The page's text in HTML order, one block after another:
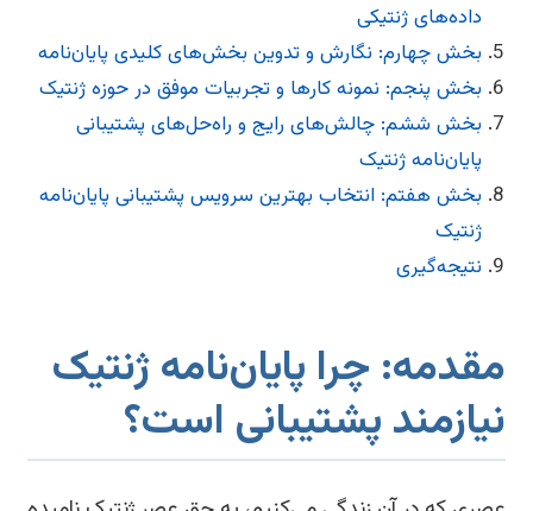
داده‌های ژنتیکی
بخش چهارم: نگارش و تدوین بخش‌های کلیدی پایان‌نامه
بخش پنجم: نمونه کارها و تجربیات موفق در حوزه ژنتیک
بخش ششم: چالش‌های رایج و راه‌حل‌های پشتیبانی
پایان‌نامه ژنتیک
بخش هفتم: انتخاب بهترین سرویس پشتیبانی پایان‌نامه
ژنتیک
نتیجه‌گیری
چرا پایان‌نامه ژنتیک
پشتیبانی است؟